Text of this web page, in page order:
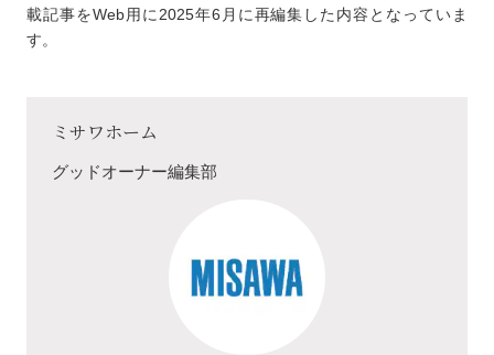
載記事をWeb用に2025年6月に再編集した内容となっていま
す。
ミサワホーム
グッドオーナー編集部